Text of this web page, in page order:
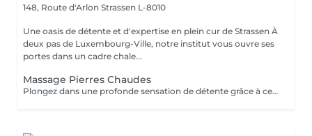
148, Route d'Arlon Strassen L-8010
Une oasis de détente et d'expertise en plein cur de Strassen À
deux pas de Luxembourg-Ville, notre institut vous ouvre ses
portes dans un cadre chale...
Massage Pierres Chaudes
Plongez dans une profonde sensation de détente grâce à ce massage enveloppant réalisé avec des pierres volcaniques chaudes. La chaleur diffuse apaise les tensions musculaires, améliore la circulation et procure un bien-être incomparable. Un soin cocooning idéal pour relâcher le corps, calmer l'esprit et retrouver une harmonie totale.